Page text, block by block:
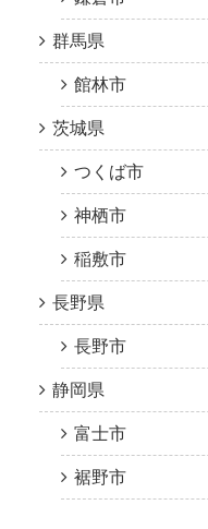
群馬県
館林市
茨城県
つくば市
神栖市
稲敷市
長野県
長野市
静岡県
富士市
裾野市